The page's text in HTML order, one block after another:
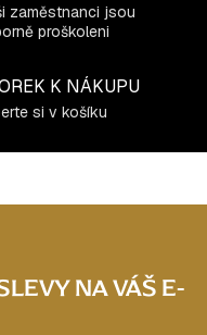
zaměstnanci jsou
proškoleni
K NÁKUPU
si v košíku
NA VÁŠ E-